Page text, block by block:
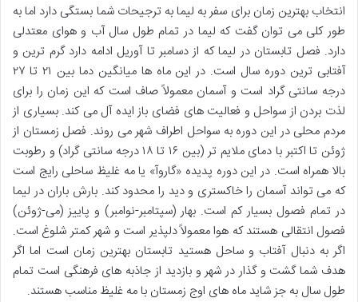
انتخاب بهترین زمان برای سفر به لیما به ترجیحات شما بستگی دارد اما به
طور کلی می توان گفت که لیما در تمام طول سال آب و هوای معتدلی
دارد. فصل تابستان در لیما که از دسامبر تا آوریل ادامه دارد گرم ترین و
آفتابی ترین دوره سال است. در این ماه ها میانگین دما بین ۲۱ تا ۲۷
درجه سانتی گراد است و آسمان معمولاً صاف است که این زمان را برای
لذت بردن از سواحل و فعالیت های فضای باز ایده آل می کند. بسیاری از
مردم محلی در این دوره به سواحل اطراف شهر می روند. فصل زمستان از
ژوئن تا اکتبر با دمای ملایم تر (بین ۱۶ تا ۱۸ درجه سانتی گراد) و رطوبت
بالا همراه است. در این دوره پدیده «گاروآ» یا مه غلیظ ساحلی رایج است
که می تواند آسمان را خاکستری و دید را محدود کند. بارش باران در لیما
در تمام فصول بسیار کم است. بهار (سپتامبر-نوامبر) و پاییز (می-ژوئن)
فصول انتقالی هستند که هوا معمولاً دلپذیر است و شهر کمتر شلوغ است.
اگر به دنبال آفتاب و ساحل هستید تابستان بهترین زمان است اما اگر
هدف شما گشت و گذار در شهر و بازدید از جاذبه های فرهنگی است تمام
طول سال به جز شاید ماه های اوج زمستان با مه غلیظ مناسب هستند.